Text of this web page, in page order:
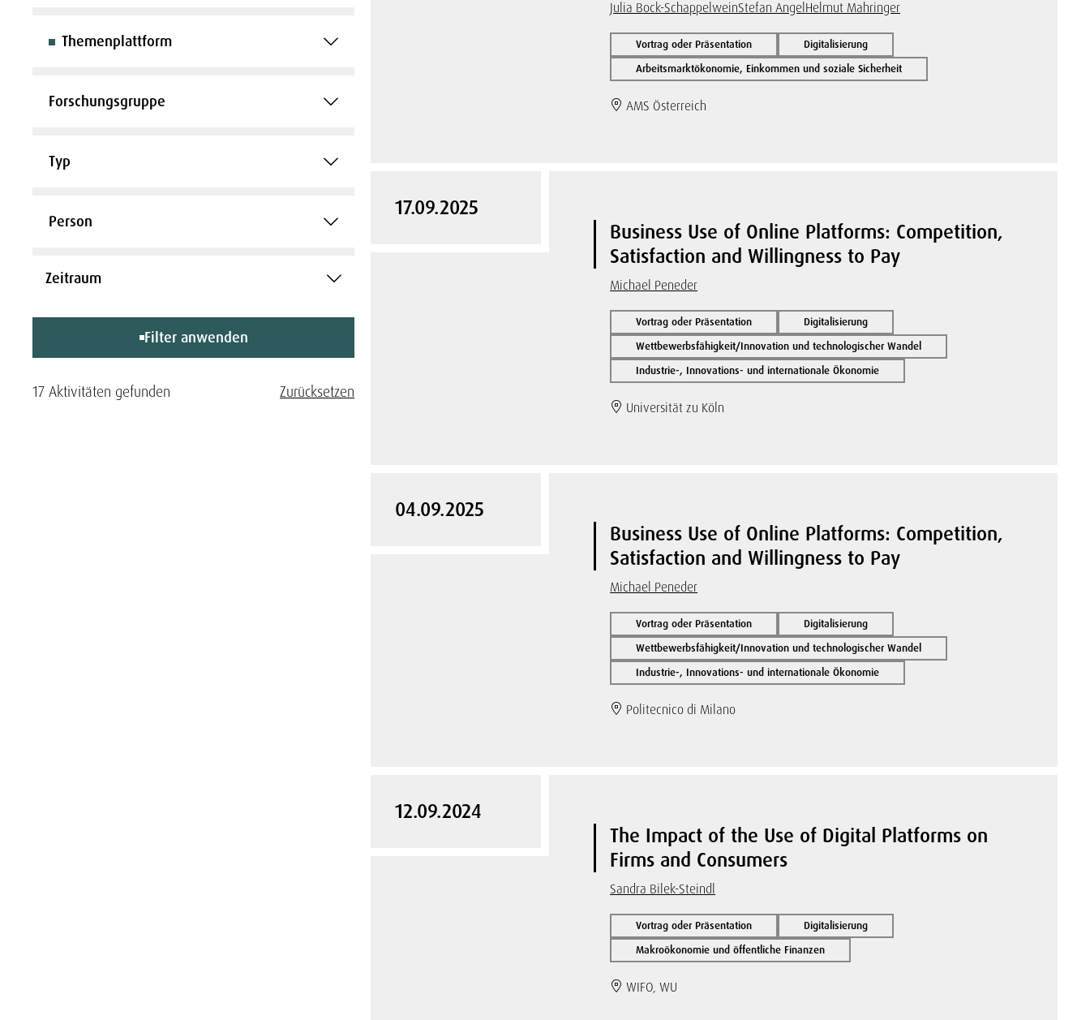
Themenplattform
Forschungsgruppe
Typ
Person
Filter anwenden
17 Aktivitäten gefunden Zurücksetzen
Julia Bock-SchappelweinStefan Angel Helmut Mahringer
Vortrag oder Präsentation
Digitalisierung
Arbeitsmarktökonomie, Einkommen und soziale Sicherheit
AMS Österreich
17.09.2025
Business Use of Online Platforms: Competition,
Satisfaction and Willingness to Pay
Michael Peneder
Vortrag oder Präsentation
Digitalisierung
Wettbewerbsfähigkeit/Innovation und technologischer Wandel
Industrie-, Innovations- und internationale Ökonomie
Universität zu Köln
04.09.2025
Business Use of Online Platforms: Competition,
Satisfaction and Willingness to Pay
Michael Peneder
Vortrag oder Präsentation
Digitalisierung
Wettbewerbsfähigkeit/Innovation und technologischer Wandel
Industrie-, Innovations- und internationale Ökonomie
Politecnico di Milano
12.09.2024
The Impact of the Use of Digital Platforms on
Firms and Consumers
Sandra Bilek-Steindl
Vortrag oder Präsentation
Digitalisierung
Makroökonomie und öffentliche Finanzen
WIFO, WU